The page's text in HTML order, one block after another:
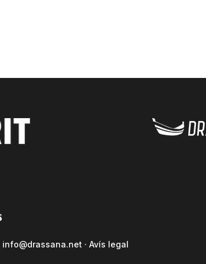
info@drassana.net · Avís legal